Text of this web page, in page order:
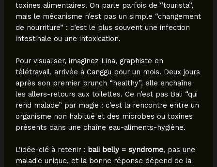
toxines alimentaires. On parle parfois de “tourista”,
mais le mécanisme n’est pas un simple “changement
de nourriture” : c’est le plus souvent une infection
intestinale ou une intoxication.
Pour visualiser, imaginez Lina, graphiste en
télétravail, arrivée à Canggu pour un mois. Deux jours
après son premier brunch “healthy”, elle enchaîne
les allers-retours aux toilettes. Ce n’est pas Bali “qui
rend malade” par magie : c’est la rencontre entre un
organisme non habitué et des microbes ou toxines
présents dans une chaîne eau-aliments-hygiène.
L’idée-clé à retenir : bali belly = syndrome, pas une
maladie unique, et la bonne réponse dépend de la